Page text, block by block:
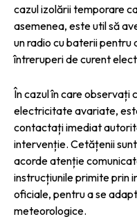
cazul izolării temporare
asemenea, este util să
un radio cu baterii pentru
întreruperi de curent
În cazul în care observați
electricitate avariate,
contactați imediat
intervenție. Cetățenii
acorde atenție
instrucțiunile primite prin
oficiale, pentru a se
meteorologice.